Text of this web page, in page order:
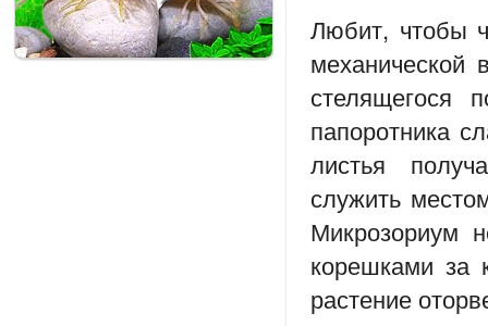
Любит, чтобы
механической
стелящегося
папоротника
листья
служить
Микрозориум
корешками за
растение